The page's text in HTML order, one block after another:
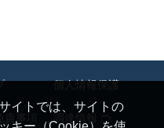
イトでは、サイトの
個人情報保護
事項